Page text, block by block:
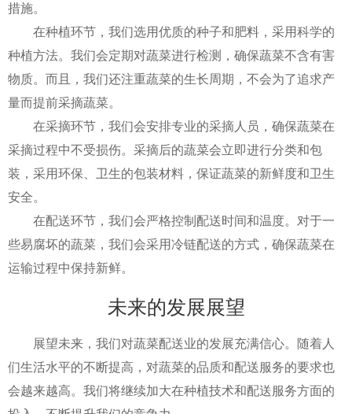
措施。
在种植环节，我们选用优质的种子和肥料，采用科学的
种植方法。我们会定期对蔬菜进行检测，确保蔬菜不含有害
物质。而且，我们还注重蔬菜的生长周期，不会为了追求产
量而提前采摘蔬菜。
在采摘环节，我们会安排专业的采摘人员，确保蔬菜在
采摘过程中不受损伤。采摘后的蔬菜会立即进行分类和包
装，采用环保、卫生的包装材料，保证蔬菜的新鲜度和卫生
安全。
在配送环节，我们会严格控制配送时间和温度。对于一
些易腐坏的蔬菜，我们会采用冷链配送的方式，确保蔬菜在
运输过程中保持新鲜。
未来的发展展望
展望未来，我们对蔬菜配送业的发展充满信心。随着人
们生活水平的不断提高，对蔬菜的品质和配送服务的要求也
会越来越高。我们将继续加大在种植技术和配送服务方面的